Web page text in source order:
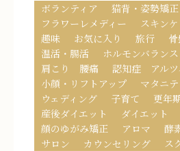
ボランティア 猫背・姿勢矯正
フラワーレメディー
スキンケ
趣味
お気に入り 旅行
温活・腸活
ホルモンバラン
肩こり 腰痛
認知症 アルツ
小顔・リフトアップ
マタニ
ウェディング
子育て 更年
産後ダイエット
ダイエット
顔のゆがみ矯正
アロマ 酵
サロン
カウンセリング ス